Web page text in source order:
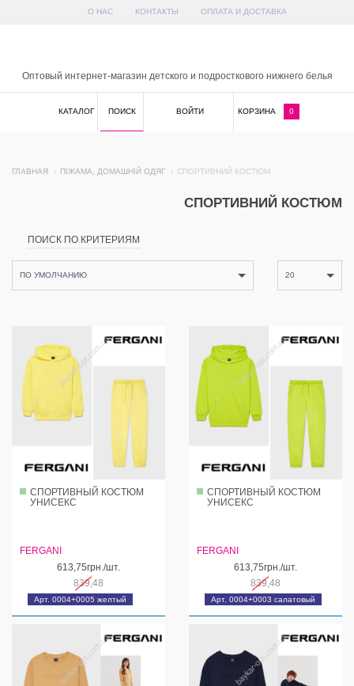
О НАС КОНТАКТЫ ОПЛАТА И ДОСТАВКА
x
Оптовый интернет-магазин детского и подросткового нижнего белья
КАТАЛОГ ПОИСК ВОЙТИ КОРЗИНА 0
ГЛАВНАЯ ПІЖАМА, ДОМАШНІЙ ОДЯГ СПОРТИВНИЙ КОСТЮМ
СПОРТИВНИЙ КОСТЮМ
ПОИСК ПО КРИТЕРИЯМ
ПО УМОЛЧАНИЮ 20
Арт. 0004+0005 желтый
СПОРТИВНЫЙ КОСТЮМ
УНИСЕКС
FERGANI
613,75грн./шт.
839,48
Арт. 0004+0003 салатовый
СПОРТИВНЫЙ КОСТЮМ
УНИСЕКС
FERGANI
613,75грн./шт.
839,48